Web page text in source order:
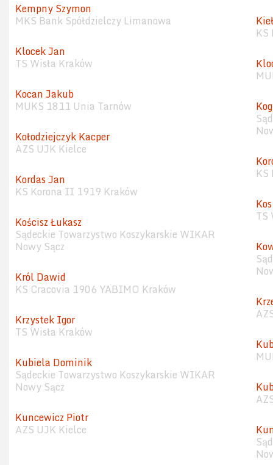
Kempny Szymon
MKS Bank Spółdzielczy Limanowa
Klocek Jan
TS Wisła Kraków
Kocan Jakub
MUKS 1811 Unia Tarnów
Kołodziejczyk Kacper
AZS UJK Kielce
Kordas Jan
KS Korona II 1919 Kraków
TS
Kościsz Łukasz
Sądeckie Towarzystwo Koszykarskie WIKAR
Nowy Sącz
Król Dawid
KS Cracovia 1906 YABIMO Kraków
Krzystek Igor
TS Wisła Kraków
Kubiela Dominik
Sądeckie Towarzystwo Koszykarskie WIKAR
Nowy Sącz
Kuncewicz Piotr
AZS UJK Kielce